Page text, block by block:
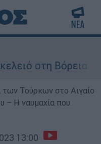
στη Βόρεια
των Τούρκων στο Αιγαίο
– Η ναυμαχία που
13:00